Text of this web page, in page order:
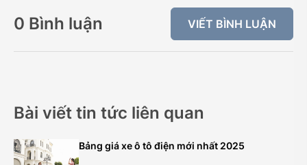
0 Bình luận VIẾT BÌNH LUẬN
Bài viết tin tức liên quan
Bảng giá xe ô tô điện mới nhất 2025